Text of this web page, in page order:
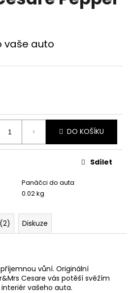
vaše auto
DO KOŠÍKU
Panáčci do auta
0.02 kg
Sdílet
Diskuze
vůní. Originální
Cesare vás potěší svěžím
vašeho auta.
HLEDAT